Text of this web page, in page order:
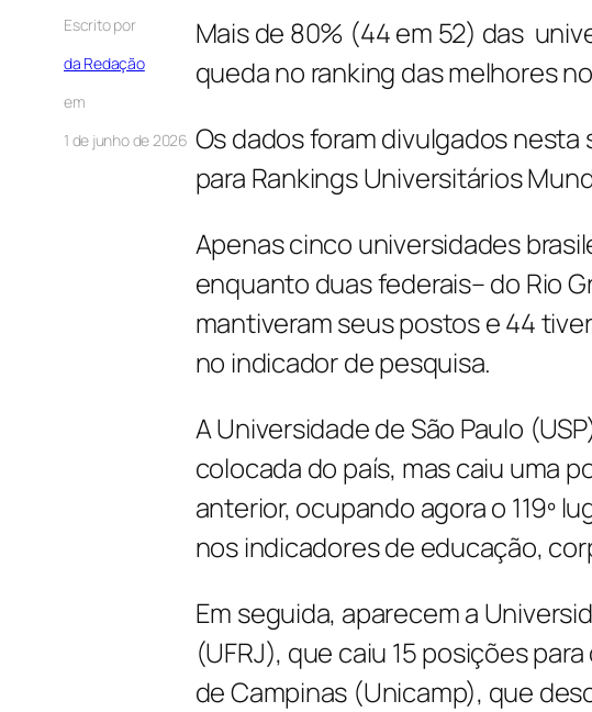
Escrito por
da Redação
em
1 de junho de 2026
Mais de 80% (44 em 52) das
queda no ranking das melhores
Os dados foram divulgados
para Rankings Universitários
Apenas cinco universidades
enquanto duas federais– do Rio
mantiveram seus postos e 44
no indicador de pesquisa.
A Universidade de São Paulo
colocada do país, mas caiu uma
anterior, ocupando agora o 119º
nos indicadores de educação,
Em seguida, aparecem a
(UFRJ), que caiu 15 posições
de Campinas (Unicamp), que